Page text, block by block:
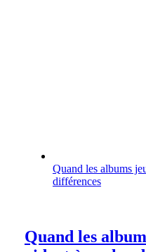
Quand les albums
différences
Quand les